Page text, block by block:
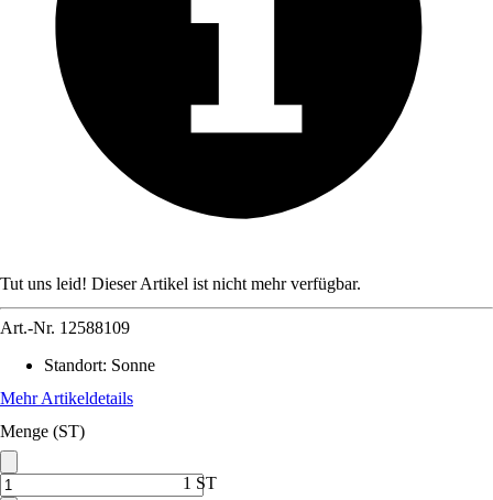
Tut uns leid! Dieser Artikel ist nicht mehr verfügbar.
Art.-Nr. 12588109
Standort: Sonne
Mehr Artikeldetails
Menge (ST)
1 ST